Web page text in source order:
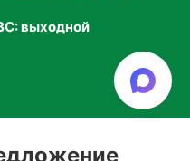
выходной